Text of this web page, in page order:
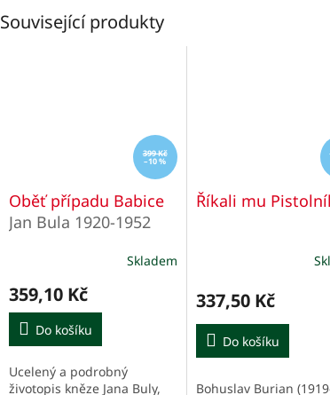
Související produkty
399 Kč
–10 %
Oběť případu Babice
Jan Bula 1920-1952
Skladem
359,10 Kč
Do košíku
Ucelený a podrobný
životopis kněze Jana Buly,
Říkali mu
337,50 Kč
Do košíku
Bohuslav Burian